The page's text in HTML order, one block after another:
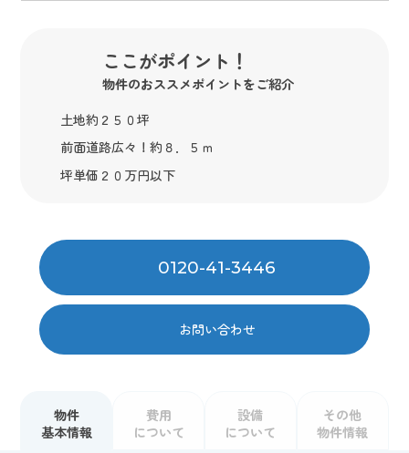
ここがポイント！
物件のおススメポイントをご紹介
土地約２５０坪
前面道路広々！約８．５ｍ
坪単価２０万円以下
0120-41-3446
お問い合わせ
物件
基本情報
費用
について
設備
について
その他
物件情報